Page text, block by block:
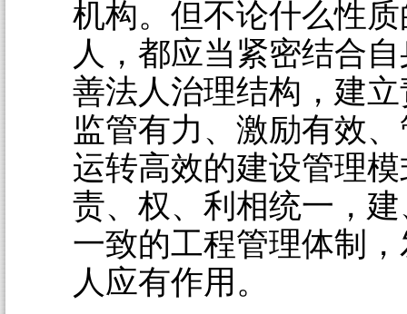
机构。但不论什么性
人，都应当紧密结合
善法人治理结构，建
监管有力、激励有效
运转高效的建设管理
责、权、利相统一，
一致的工程管理体制
人应有作用。